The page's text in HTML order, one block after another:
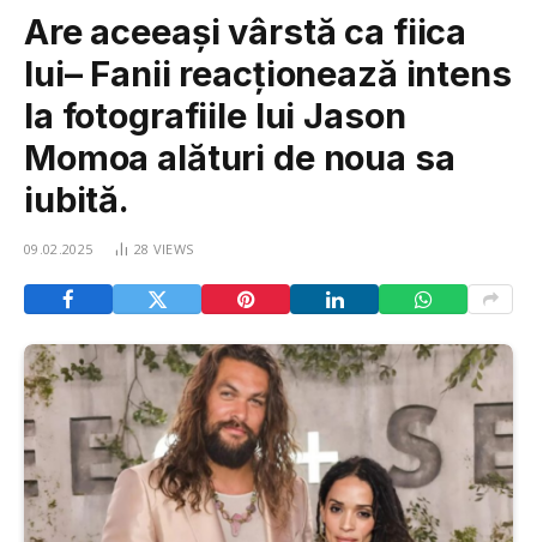
Are aceeași vârstă ca fiica
lui– Fanii reacționează intens
la fotografiile lui Jason
Momoa alături de noua sa
iubită.
09.02.2025 28 VIEWS